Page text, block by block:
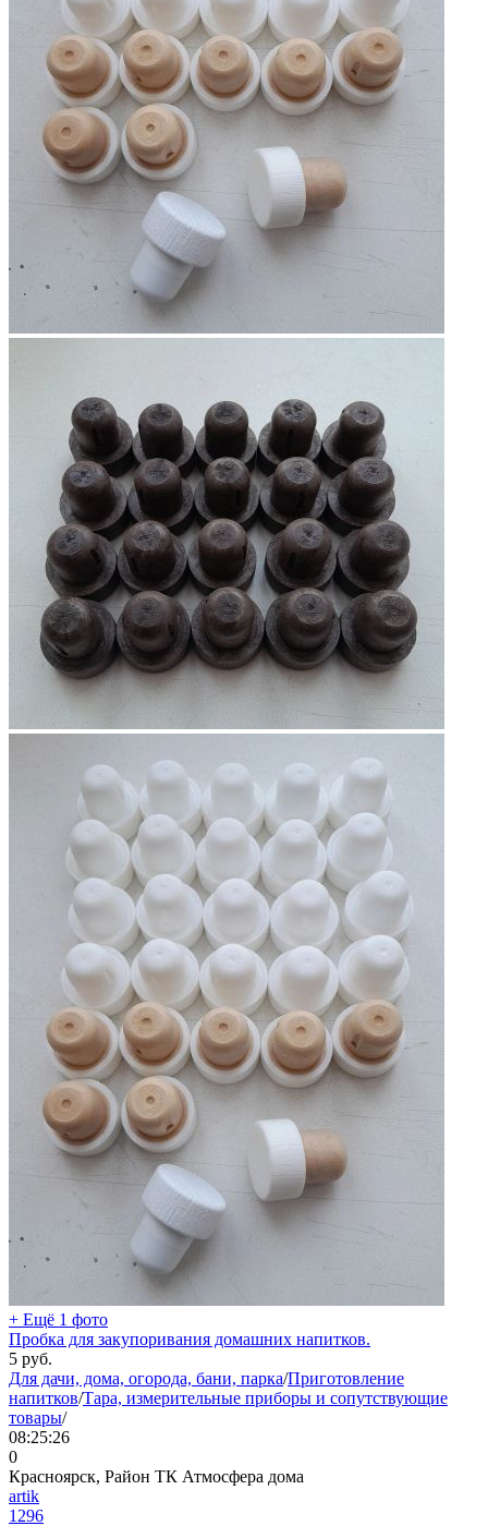
+ Ещё 1 фото
Пробка для закупоривания домашних напитков.
5 руб.
Для дачи, дома, огорода, бани, парка/Приготовление
напитков/Тара, измерительные приборы и сопутствующие
товары/
08:25:26
0
Красноярск, Район ТК Атмосфера дома
artik
1296